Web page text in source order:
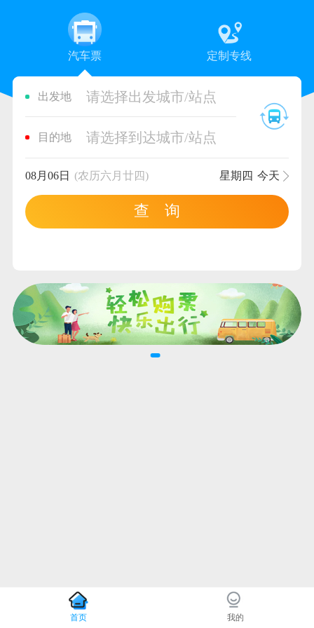
汽车票 定制专线
出发地 请选择出发城市/站点
目的地 请选择到达城市/站点
08月06日 (农历六月廿四) 星期四 今天
查 询
首页 我的